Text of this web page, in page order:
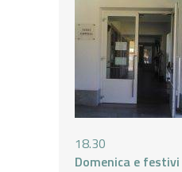
18.30
Domenica e